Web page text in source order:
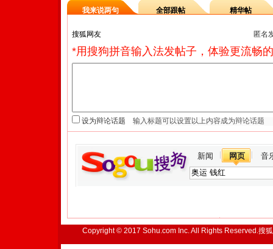
我来说两句 全部跟帖 精华帖
匿名
*用搜狗拼音输入法发帖子，体验更流畅
设为辩论话题
新闻 网页 音
Copyright © 2017 Sohu.com Inc. All Rights Reserved.搜